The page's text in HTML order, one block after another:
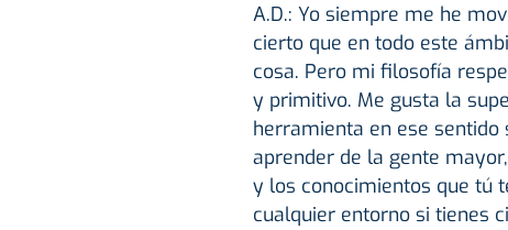
A.D.: Yo siempre me he
cierto que en todo este
cosa. Pero mi filosofía
y primitivo. Me gusta la
herramienta en ese
aprender de la gente
y los conocimientos que tú
cualquier entorno si tienes